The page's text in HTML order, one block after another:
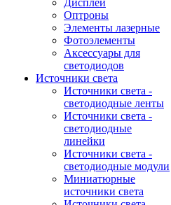
Дисплеи
Оптроны
Элементы лазерные
Фотоэлементы
Аксессуары для
светодиодов
Источники света
Источники света -
светодиодные ленты
Источники света -
светодиодные
линейки
Источники света -
светодиодные модули
Миниатюрные
источники света